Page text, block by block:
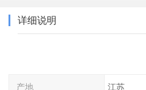
详细说明
产地 江苏